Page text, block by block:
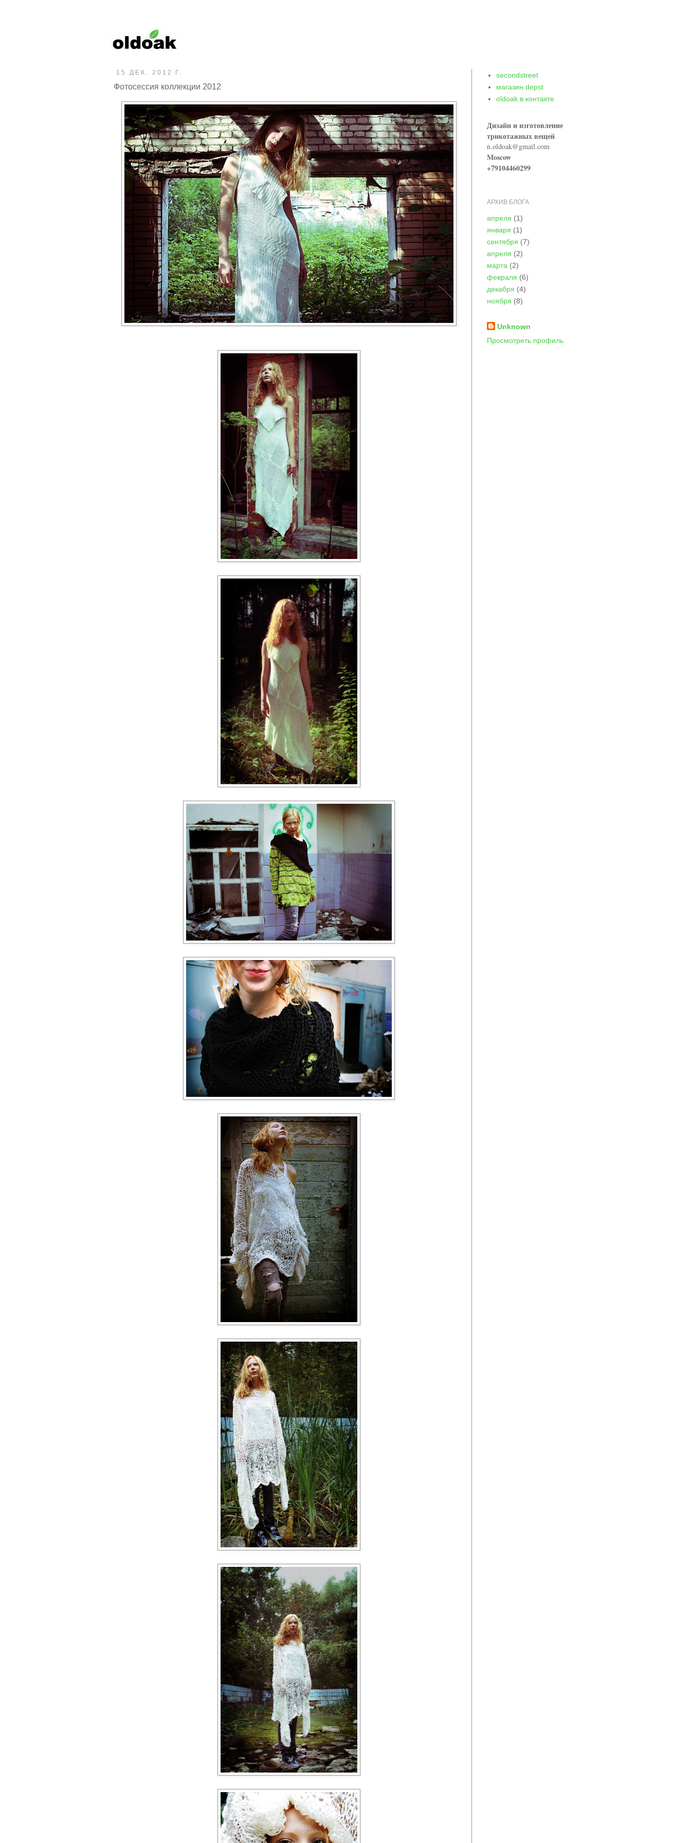
15 ДЕК. 2012 Г.
Фотосессия коллекции 2012
secondstreet
магазин depst
oldoak в контакте
Дизайн и изготовление
трикотажных вещей
n.oldoak@gmail.com
Moscow
+79104460299
АРХИВ БЛОГА
апреля (1)
января (1)
сентября (7)
апреля (2)
марта (2)
февраля (6)
декабря (4)
ноября (8)
Unknown
Просмотреть профиль